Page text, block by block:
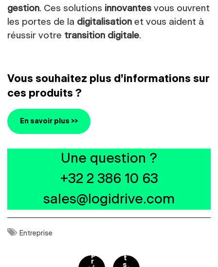
gestion. Ces solutions innovantes vous ouvrent
les portes de la digitalisation et vous aident à
réussir votre transition digitale.
Vous souhaitez plus d’informations sur
ces produits ?
En savoir plus >>
Une question ?
+32 2 386 10 63
sales@logidrive.com
Entreprise
Navigation de l’article
p
r
t
s